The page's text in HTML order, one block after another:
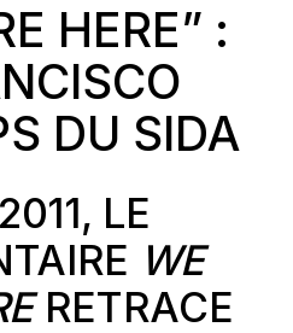
HERE” :
DU SIDA
LE
WE
RETRACE